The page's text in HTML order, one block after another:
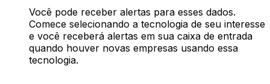
Você pode receber alertas para esses dados.
Comece selecionando a tecnologia de seu interesse
e você receberá alertas em sua caixa de entrada
quando houver novas empresas usando essa
tecnologia.